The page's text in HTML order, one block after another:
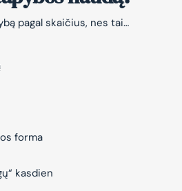
pagal skaičius, nes tai…
forma
kasdien